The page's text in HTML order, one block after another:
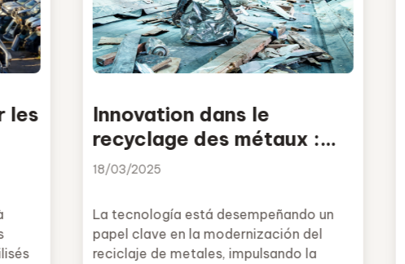
les
Innovation dans le
recyclage des métaux :
Intelligence artificielle,
technologies
18/03/2025
La tecnología está desempeñando un
papel clave en la modernización del
reciclaje de metales, impulsando la